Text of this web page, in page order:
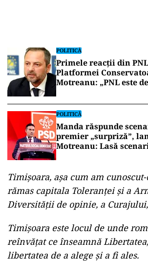
POLITICĂ
Primele reacții din
Platformei
Motreanu: „PNL este
POLITICĂ
Manda răspunde
premier „surpriză”,
Motreanu: Lasă
Timișoara, așa cum am
rămas capitala Toleranței și a
Diversității de opinie, a
Timișoara este locul de unde
reînvățat ce înseamnă
libertatea de a alege și a fi ales.